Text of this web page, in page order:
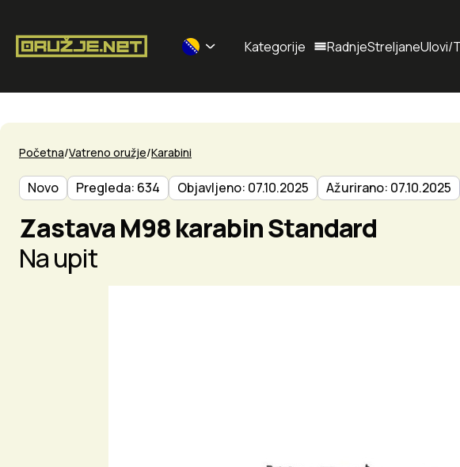
Selected currency: BAM
Kategorije RadnjeStreljaneUlovi/
Početna Vatreno oružje Karabini
Novo Pregleda: 634 Objavljeno: 07.10.2025 Ažurirano: 07.10.2025
Zastava M98 karabin Standard
Na upit